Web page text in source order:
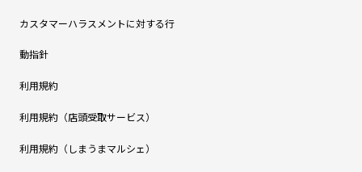
カスタマーハラスメントに対する行
動指針
利用規約
利用規約（店頭受取サービス）
利用規約（しまうまマルシェ）